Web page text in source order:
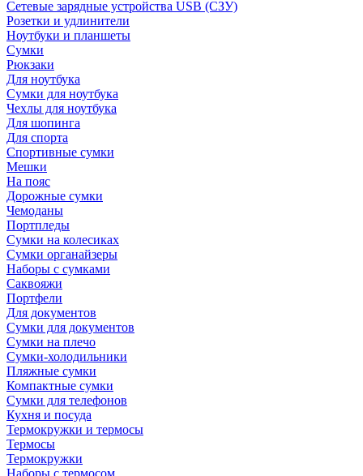
Сетевые зарядные устройства USB (СЗУ)
Розетки и удлинители
Ноутбуки и планшеты
Сумки
Рюкзаки
Для ноутбука
Сумки для ноутбука
Чехлы для ноутбука
Для шопинга
Для спорта
Спортивные сумки
Мешки
На пояс
Дорожные сумки
Чемоданы
Портпледы
Сумки на колесиках
Сумки органайзеры
Наборы с сумками
Саквояжи
Портфели
Для документов
Сумки для документов
Сумки на плечо
Сумки-холодильники
Пляжные сумки
Компактные сумки
Сумки для телефонов
Кухня и посуда
Термокружки и термосы
Термосы
Термокружки
Наборы с термосом